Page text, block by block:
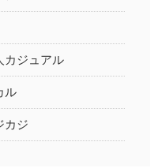
カジュアル
ル
カジ